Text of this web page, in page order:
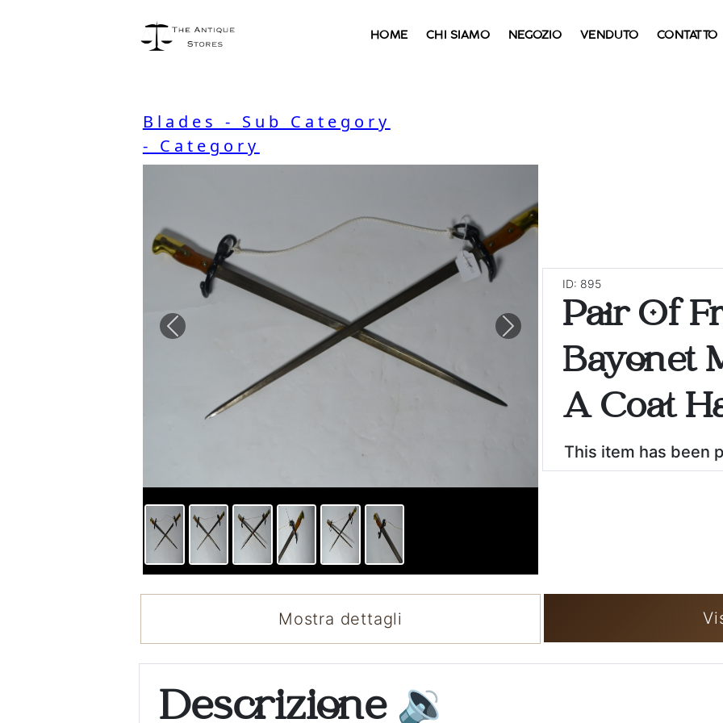
HOME CHI SIAMO NEGOZIO VENDUTO CONTATTO
Blades - Sub Category
- Category
Previous Next
ID: 895
Pair Of
Bayonet
A Coat
This item has been
Mostra dettagli
Descrizione 🔉